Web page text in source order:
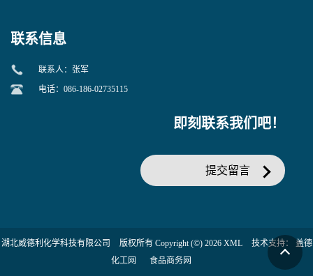
联系信息
联系人：张军
电话：086-186-02735115
即刻联系我们吧！
提交留言
湖北威德利化学科技有限公司 版权所有 Copyright (©) 2026 XML 技术支持：
盖德
化工网
食品商务网